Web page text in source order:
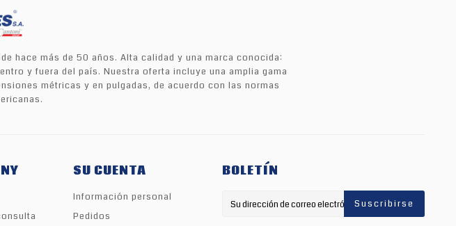
hace más de 50 años. Alta calidad y una marca conocida:
y fuera del país. Nuestra oferta incluye una amplia gama
métricas y en pulgadas, de acuerdo con las normas
SU CUENTA
Información personal
Pedidos
BOLETÍN
Suscribirse